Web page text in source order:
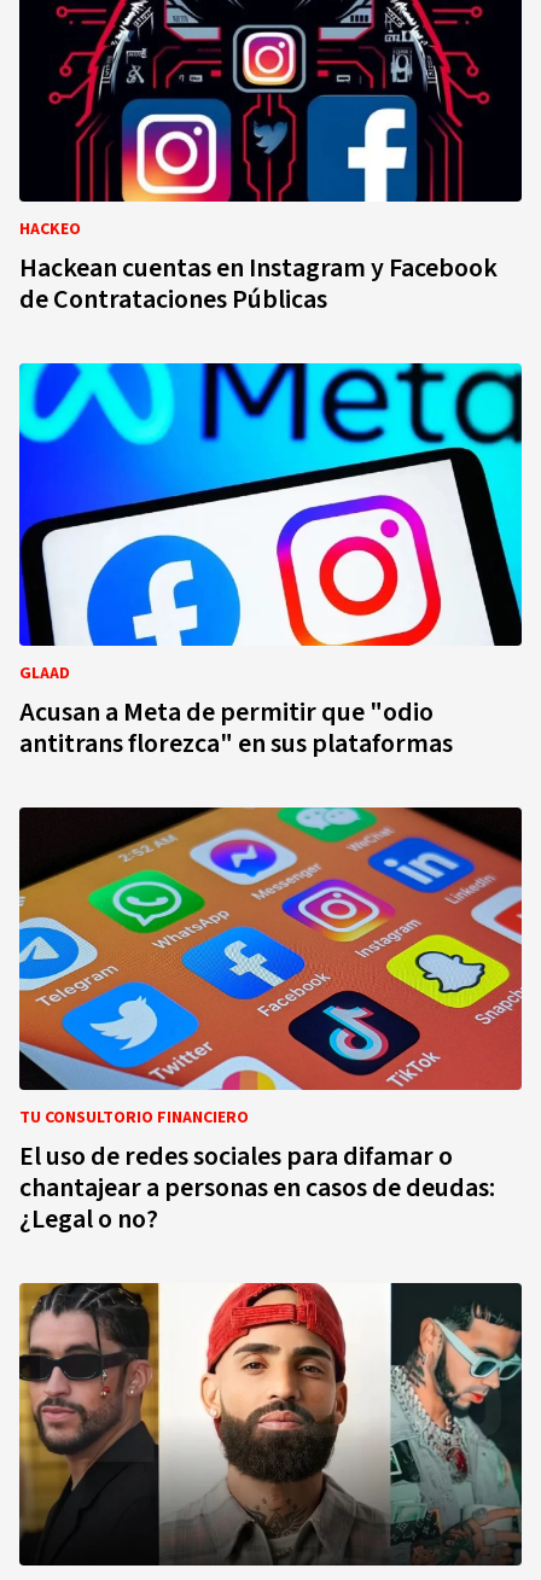
HACKEO
Hackean cuentas en Instagram y Facebook
de Contrataciones Públicas
GLAAD
Acusan a Meta de permitir que "odio
antitrans florezca" en sus plataformas
TU CONSULTORIO FINANCIERO
El uso de redes sociales para difamar o
chantajear a personas en casos de deudas:
¿Legal o no?